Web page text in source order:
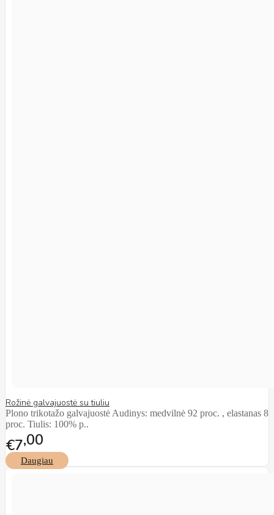
Rožinė galvajuostė su tiuliu
Plono trikotažo galvajuostė Audinys: medvilnė 92 proc. , elastanas 8
proc. Tiulis: 100% p..
€7 00
Daugiau